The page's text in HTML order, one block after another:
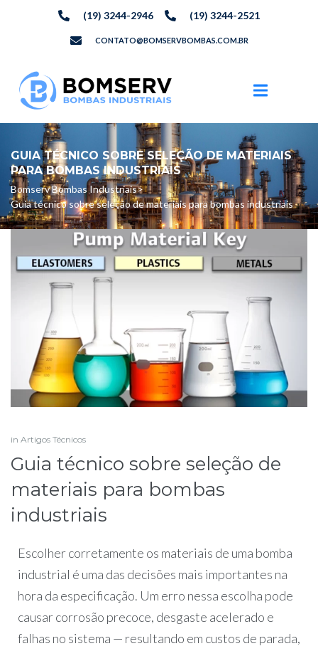
(19) 3244-2946 (19) 3244-2521
CONTATO@BOMSERVBOMBAS.COM.BR
GUIA TÉCNICO SOBRE SELEÇÃO DE MATERIAIS
PARA BOMBAS INDUSTRIAIS
Bomserv Bombas Industriais>
Guia técnico sobre seleção de materiais para bombas industriais
in Artigos Técnicos
Guia técnico sobre seleção de
materiais para bombas
industriais
Escolher corretamente os materiais de uma bomba
industrial é uma das decisões mais importantes na
hora da especificação. Um erro nessa escolha pode
causar corrosão precoce, desgaste acelerado e
falhas no sistema — resultando em custos de parada,